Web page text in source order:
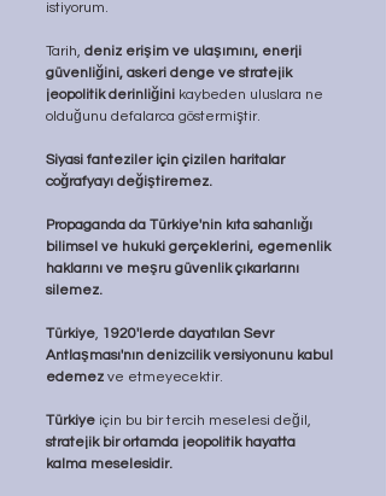
istiyorum.
Tarih, deniz erişim ve ulaşımını, enerji
güvenliğini, askeri denge ve stratejik
jeopolitik derinliğini kaybeden uluslara ne
olduğunu defalarca göstermiştir.
Siyasi fanteziler için çizilen haritalar
coğrafyayı değiştiremez.
Propaganda da Türkiye'nin kıta sahanlığı
bilimsel ve hukuki gerçeklerini, egemenlik
haklarını ve meşru güvenlik çıkarlarını
silemez.
Türkiye, 1920'lerde dayatılan Sevr
Antlaşması'nın denizcilik versiyonunu kabul
edemez ve etmeyecektir.
Türkiye için bu bir tercih meselesi değil,
stratejik bir ortamda jeopolitik hayatta
kalma meselesidir.